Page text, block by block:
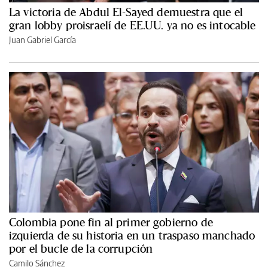
La victoria de Abdul El-Sayed demuestra que el
gran lobby proisraelí de EE.UU. ya no es intocable
Juan Gabriel García
Colombia pone fin al primer gobierno de
izquierda de su historia en un traspaso manchado
por el bucle de la corrupción
Camilo Sánchez